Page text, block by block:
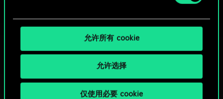
允许所有 cookie
允许选择
仅使用必要 cookie